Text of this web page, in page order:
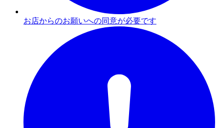
お店からのお願いへの同意が必要です